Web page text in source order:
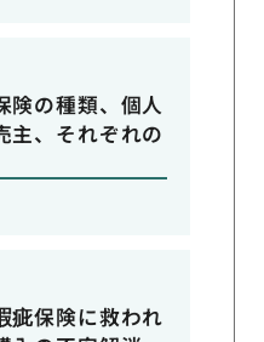
険の種類、個人
主、それぞれの
疵保険に救われ